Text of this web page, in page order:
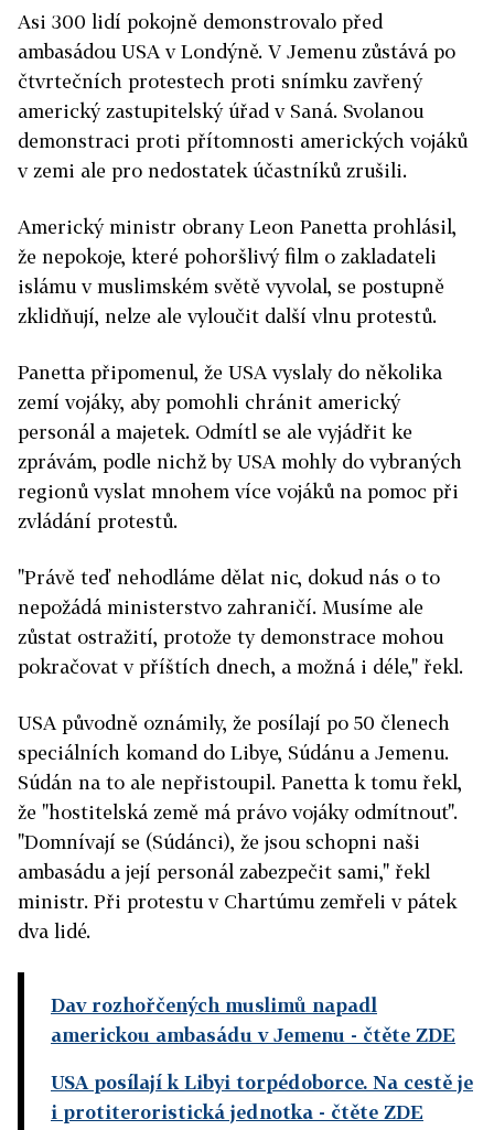
Asi 300 lidí pokojně demonstrovalo před
ambasádou USA v Londýně. V Jemenu zůstává po
čtvrtečních protestech proti snímku zavřený
americký zastupitelský úřad v Saná. Svolanou
demonstraci proti přítomnosti amerických vojáků
v zemi ale pro nedostatek účastníků zrušili.
Americký ministr obrany Leon Panetta prohlásil,
že nepokoje, které pohoršlivý film o zakladateli
islámu v muslimském světě vyvolal, se postupně
zklidňují, nelze ale vyloučit další vlnu protestů.
Panetta připomenul, že USA vyslaly do několika
zemí vojáky, aby pomohli chránit americký
personál a majetek. Odmítl se ale vyjádřit ke
zprávám, podle nichž by USA mohly do vybraných
regionů vyslat mnohem více vojáků na pomoc při
zvládání protestů.
"Právě teď nehodláme dělat nic, dokud nás o to
nepožádá ministerstvo zahraničí. Musíme ale
zůstat ostražití, protože ty demonstrace mohou
pokračovat v příštích dnech, a možná i déle," řekl.
USA původně oznámily, že posílají po 50 členech
speciálních komand do Libye, Súdánu a Jemenu.
Súdán na to ale nepřistoupil. Panetta k tomu řekl,
že "hostitelská země má právo vojáky odmítnout".
"Domnívají se (Súdánci), že jsou schopni naši
ambasádu a její personál zabezpečit sami," řekl
ministr. Při protestu v Chartúmu zemřeli v pátek
dva lidé.
Dav rozhořčených muslimů napadl
americkou ambasádu v Jemenu - čtěte ZDE
USA posílají k Libyi torpédoborce. Na cestě je
i protiteroristická jednotka - čtěte ZDE